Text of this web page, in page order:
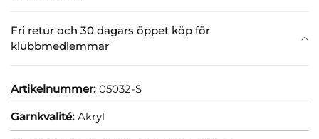
Fri retur och 30 dagars öppet köp för
klubbmedlemmar
Artikelnummer: 05032-S
Garnkvalité: Akryl